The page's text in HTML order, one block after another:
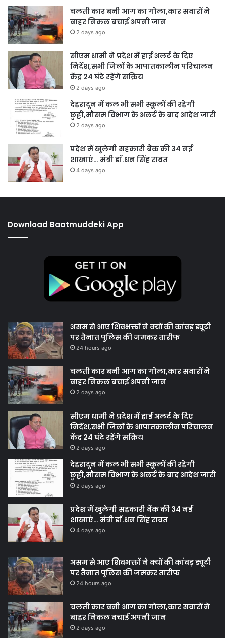
चलती कार बनी आग का गोला,कार सवारों ने
बाहर निकल बचाई अपनी जान
2 days ago
सीएम धामी ने प्रदेश में हाई अलर्ट के दिए
निर्देश,सभी जिलों के आपातकालीन परिचालन
केंद्र 24 घंटे रहेंगे सक्रिय
2 days ago
देहरादून में कल भी सभी स्कूलों की रहेगी
छुट्टी,मौसम विभाग के अलर्ट के बाद आदेश जारी
2 days ago
प्रदेश में खुलेगी सहकारी बैंक की 34 नई
शाखाएं… मंत्री डाॅ.धन सिंह रावत
4 days ago
Download Baatmuddeki App
असम से आए शिवभक्तों ने क्यों की कांवड़ ड्यूटी
पर तैनात पुलिस की जमकर तारीफ
24 hours ago
चलती कार बनी आग का गोला,कार सवारों ने
बाहर निकल बचाई अपनी जान
2 days ago
सीएम धामी ने प्रदेश में हाई अलर्ट के दिए
निर्देश,सभी जिलों के आपातकालीन परिचालन
केंद्र 24 घंटे रहेंगे सक्रिय
2 days ago
देहरादून में कल भी सभी स्कूलों की रहेगी
छुट्टी,मौसम विभाग के अलर्ट के बाद आदेश जारी
2 days ago
प्रदेश में खुलेगी सहकारी बैंक की 34 नई
शाखाएं… मंत्री डाॅ.धन सिंह रावत
4 days ago
असम से आए शिवभक्तों ने क्यों की कांवड़ ड्यूटी
पर तैनात पुलिस की जमकर तारीफ
24 hours ago
चलती कार बनी आग का गोला,कार सवारों ने
बाहर निकल बचाई अपनी जान
2 days ago